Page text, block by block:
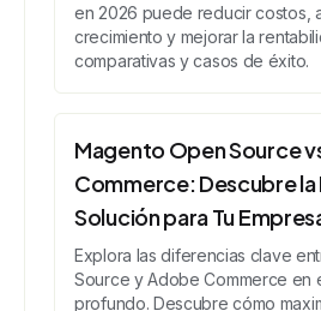
en 2026 puede reducir costos,
crecimiento y mejorar la
comparativas y casos de éxito.
Magento Open Source
Commerce: Descubre la
Solución para Tu
Explora las diferencias clave
Source y Adobe Commerce en
profundo. Descubre cómo